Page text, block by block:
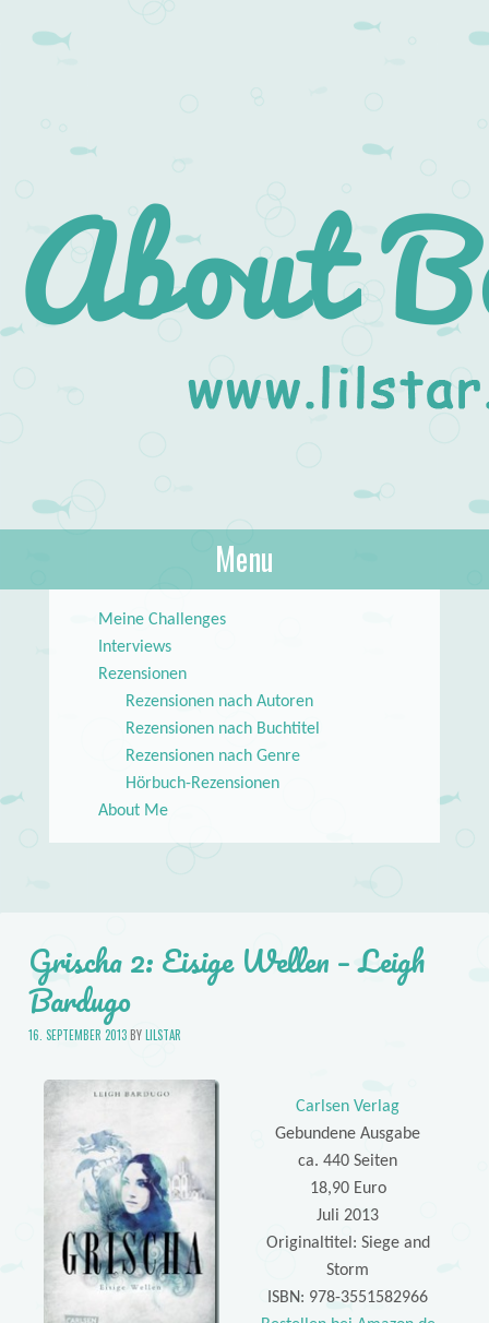
About Books
lilstar.de
Menu
Meine Challenges
Interviews
Rezensionen
Rezensionen nach Autoren
Rezensionen nach Buchtitel
Rezensionen nach Genre
Hörbuch-Rezensionen
About Me
Grischa 2: Eisige Wellen – Leigh
Bardugo
16. SEPTEMBER 2013BYLILSTAR
Carlsen Verlag
Gebundene Ausgabe
ca. 440 Seiten
18,90 Euro
Juli 2013
Originaltitel: Siege and
Storm
ISBN: 978-3551582966